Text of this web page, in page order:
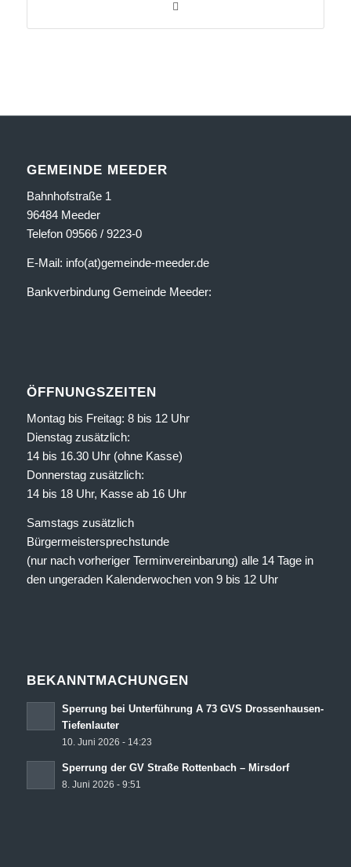
GEMEINDE MEEDER
Bahnhofstraße 1
96484 Meeder
Telefon 09566 / 9223-0
E-Mail: info(at)gemeinde-meeder.de
Bankverbindung Gemeinde Meeder:
ÖFFNUNGSZEITEN
Montag bis Freitag: 8 bis 12 Uhr
Dienstag zusätzlich:
14 bis 16.30 Uhr (ohne Kasse)
Donnerstag zusätzlich:
14 bis 18 Uhr, Kasse ab 16 Uhr
Samstags zusätzlich
Bürgermeistersprechstunde
(nur nach vorheriger Terminvereinbarung) alle 14 Tage in
den ungeraden Kalenderwochen von 9 bis 12 Uhr
BEKANNTMACHUNGEN
Sperrung bei Unterführung A 73 GVS Drossenhausen-
Tiefenlauter
10. Juni 2026 - 14:23
Sperrung der GV Straße Rottenbach – Mirsdorf
8. Juni 2026 - 9:51